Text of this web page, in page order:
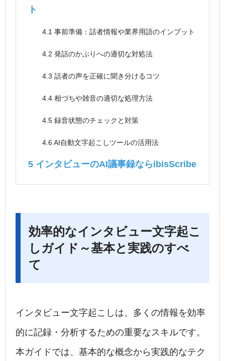
ト
4.1 事前準備：話者情報や業界用語のインプット
4.2 発話のかぶりへの適切な対処法
4.3 話者の声を正確に聞き分けるコツ
4.4 相づちや雑音の適切な処理方法
4.5 録音状態のチェックと対策
4.6 AI自動文字起こしツールの活用法
5 インタビューのAI議事録ならibisScribe
効率的なインタビュー文字起こ
しガイド～基本と実践のすべ
て
インタビュー文字起こしは、多くの情報を効率
的に記録・分析するための重要なスキルです。
本ガイドでは、基本的な概念から実践的なテク